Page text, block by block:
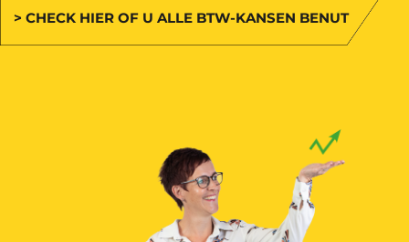
> CHECK HIER OF U ALLE BTW-KANSEN BENUT